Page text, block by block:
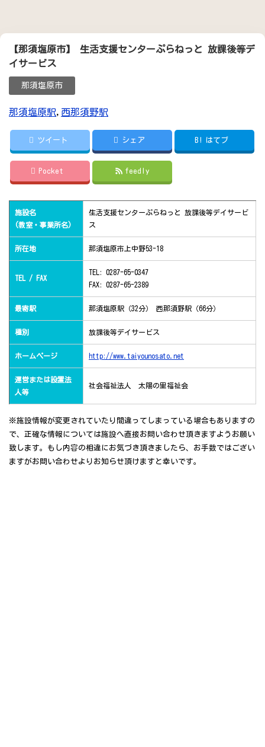
【那須塩原市】 生活支援センターぷらねっと 放課後等デ
イサービス
那須塩原市
那須塩原駅, 西那須野駅
ツイート シェア B! はてブ
Pocket feedly
施設名
(教室・事業所名)
生活支援センターぷらねっと 放課後等デイサービ
ス
所在地 那須塩原市上中野53-18
TEL / FAX
TEL: 0287-65-0347
FAX: 0287-65-2389
最寄駅 那須塩原駅（32分） 西那須野駅（66分）
種別 放課後等デイサービス
ホームページ http://www.taiyounosato.net
運営または設置法
人等
社会福祉法人 太陽の里福祉会
※施設情報が変更されていたり間違ってしまっている場合もありますの
で、正確な情報については施設へ直接お問い合わせ頂きますようお願い
致します。もし内容の相違にお気づき頂きましたら、お手数ではござい
ますがお問い合わせよりお知らせ頂けますと幸いです。